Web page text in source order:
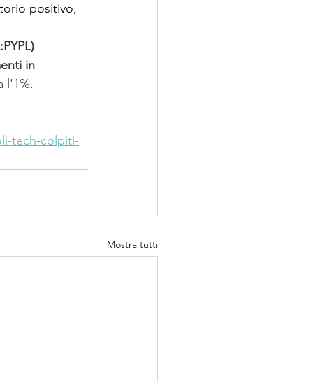
positivo,
PYPL)
in
l'1%.
tech-colpiti-
Mostra tutti